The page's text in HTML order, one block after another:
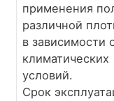
применения
различной
в зависимости
климатических
условий.
Срок